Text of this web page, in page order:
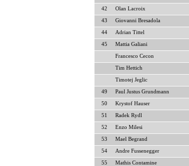
42 Olan Lacroix
43 Giovanni Bresadola
44 Adrian Tittel
45 Mattia Galiani
Francesco Cecon
Tim Hettich
Timotej Jeglic
49 Paul Justus Grundmann
50 Krystof Hauser
51 Radek Rydl
52 Enzo Milesi
53 Mael Begrand
54 Andre Fussenegger
55 Mathis Contamine